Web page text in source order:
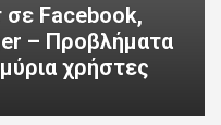
Facebook,
– Προβλήματα
χρήστες